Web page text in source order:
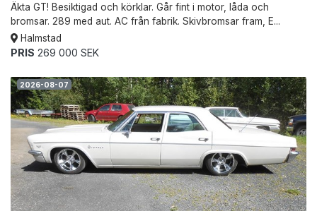
Äkta GT! Besiktigad och körklar. Går fint i motor, låda och
bromsar. 289 med aut. AC från fabrik. Skivbromsar fram, E...
Halmstad
PRIS 269 000 SEK
2026-08-07